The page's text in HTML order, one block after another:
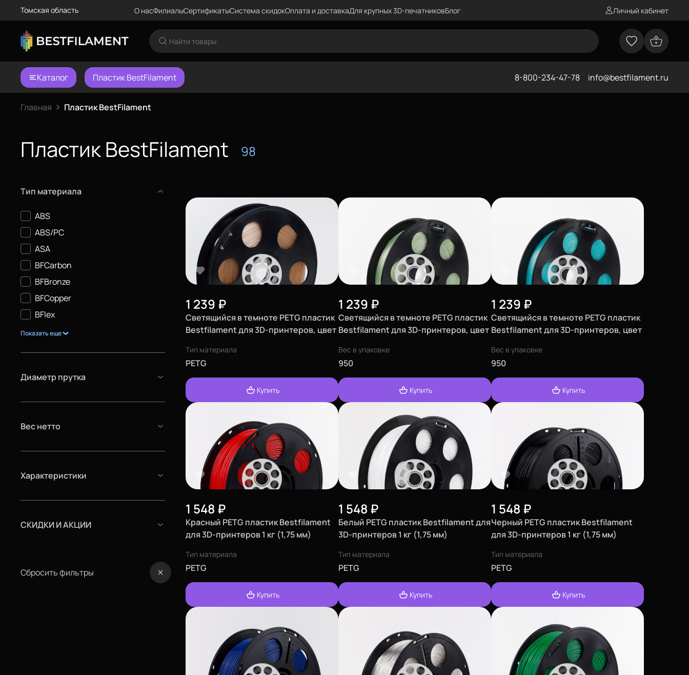
Томская область О насФилиалыСертификатыСистема скидокОплата и доставкаДля крупных 3D-печатниковБлог Личный кабинет
Каталог Пластик BestFilament 8-800-234-47-78 info@bestfilament.ru
Главная Пластик BestFilament
Пластик BestFilament 98
Тип материала
ABS
ABS/PC
ASA
BFCarbon
BFBronze
BFCopper
BFlex
Показать еще
Диаметр прутка
Вес нетто
Характеристики
СКИДКИ И АКЦИИ
1 239 ₽
Светящийся в темноте PETG пластик
Bestfilament для 3D-принтеров, цвет
Тип материала
PETG
Купить
1 239 ₽
Светящийся в темноте PETG пластик
Bestfilament для 3D-принтеров, цвет
Вес в упаковке
950
Купить
1 239 ₽
Светящийся в темноте PETG пластик
Bestfilament для 3D-принтеров, цвет
Вес в упаковке
950
Купить
1 548 ₽
Красный PETG пластик Bestfilament
для 3D-принтеров 1 кг (1,75 мм)
Тип материала
PETG
Купить
1 548 ₽
Белый PETG пластик Bestfilament для
3D-принтеров 1 кг (1,75 мм)
Тип материала
PETG
Купить
1 548 ₽
Черный PETG пластик Bestfilament
для 3D-принтеров 1 кг (1,75 мм)
Тип материала
PETG
Купить